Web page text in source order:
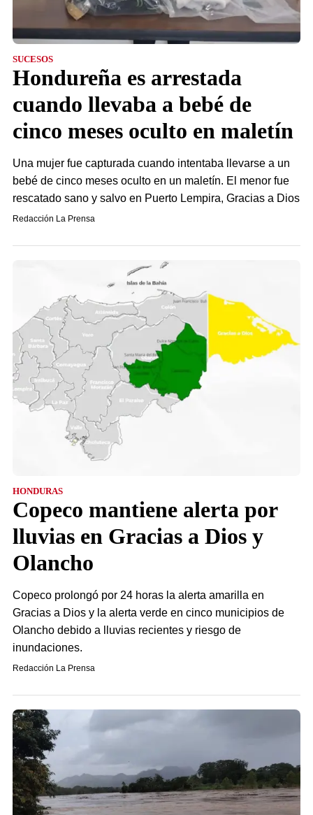
SUCESOS
Hondureña es arrestada
cuando llevaba a bebé de
cinco meses oculto en maletín
Una mujer fue capturada cuando intentaba llevarse a un
bebé de cinco meses oculto en un maletín. El menor fue
rescatado sano y salvo en Puerto Lempira, Gracias a Dios
Redacción La Prensa
HONDURAS
Copeco mantiene alerta por
lluvias en Gracias a Dios y
Olancho
Copeco prolongó por 24 horas la alerta amarilla en
Gracias a Dios y la alerta verde en cinco municipios de
Olancho debido a lluvias recientes y riesgo de
inundaciones.
Redacción La Prensa